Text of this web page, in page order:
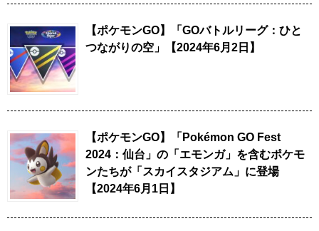
【ポケモンGO】「GOバトルリーグ：ひと
つながりの空」【2024年6月2日】
【ポケモンGO】「Pokémon GO Fest
2024：仙台」の「エモンガ」を含むポケモ
ンたちが「スカイスタジアム」に登場
【2024年6月1日】